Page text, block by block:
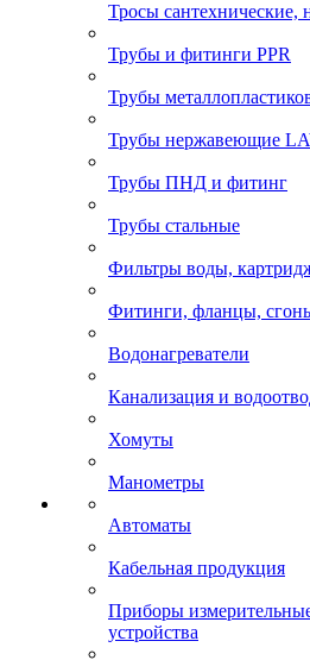
Тросы сантехнические,
Трубы и фитинги PPR
Трубы
Трубы нержавеющие
Трубы ПНД и фитинг
Трубы стальные
Фильтры воды,
Фитинги, фланцы,
Водонагреватели
Канализация и
Хомуты
Манометры
Автоматы
Кабельная продукция
Приборы
устройства